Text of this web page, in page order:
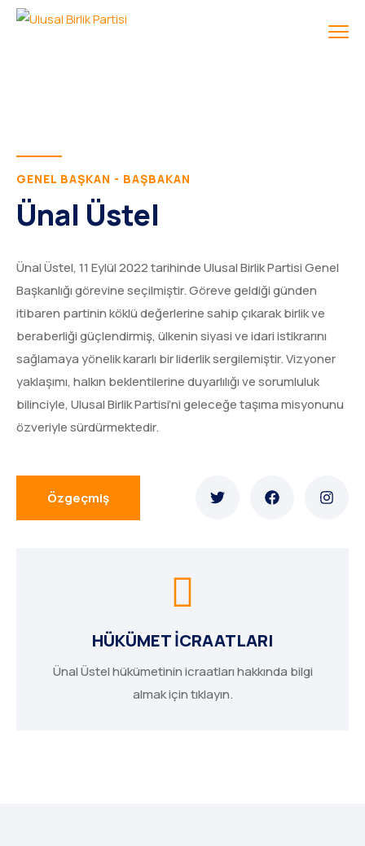
GENEL BAŞKAN - BAŞBAKAN
Ünal Üstel
Ünal Üstel, 11 Eylül 2022 tarihinde Ulusal Birlik Partisi Genel
Başkanlığı görevine seçilmiştir. Göreve geldiği günden
itibaren partinin köklü değerlerine sahip çıkarak birlik ve
beraberliği güçlendirmiş, ülkenin siyasi ve idari istikrarını
sağlamaya yönelik kararlı bir liderlik sergilemiştir. Vizyoner
yaklaşımı, halkın beklentilerine duyarlılığı ve sorumluluk
bilinciyle, Ulusal Birlik Partisi’ni geleceğe taşıma misyonunu
özveriyle sürdürmektedir.
Özgeçmiş
HÜKÜMET İCRAATLARI
Ünal Üstel hükümetinin icraatları hakkında bilgi
almak için tıklayın.